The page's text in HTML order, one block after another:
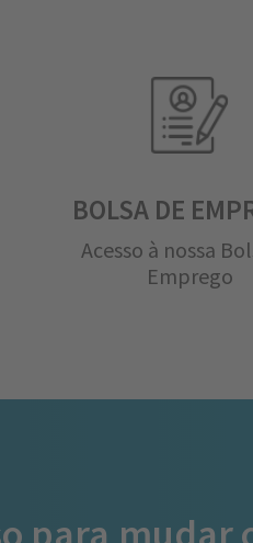
BOLSA DE
Acesso à nossa
Emprego